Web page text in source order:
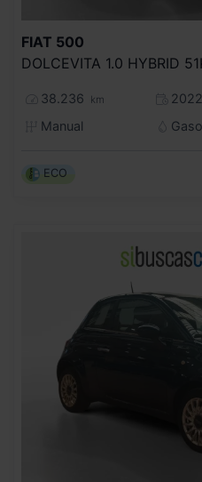
FIAT 500
DOLCEVITA 1.0 HYBRID
38.236 km
2022
Manual
ECO